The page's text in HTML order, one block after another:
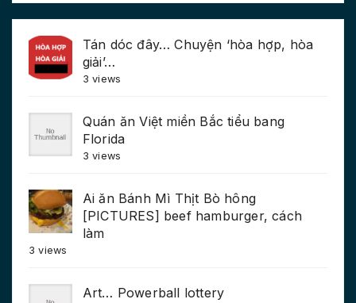
Tán dóc đây… Chuyện ‘hòa hợp, hòa
giải’…
3 views
Quán ăn Việt miền Bắc tiểu bang
Florida
3 views
Ai ăn Bánh Mì Thịt Bò hông
[PICTURES] beef hamburger, cách
làm
3 views
Art… Powerball lottery